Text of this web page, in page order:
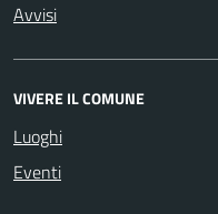
Avvisi
VIVERE IL COMUNE
Luoghi
Eventi